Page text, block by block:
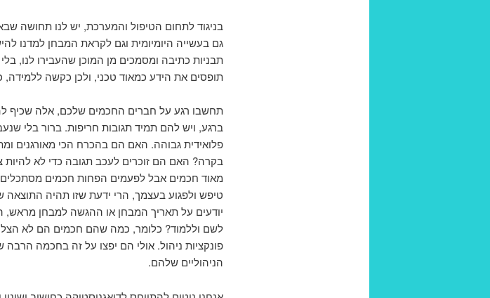
בניגוד לתחום הטיפול והמערכת, יש לנו תחושה
גם בעשייה היומיומית וגם לקראת המבחן למדנו
תבניות כתיבה ומסמכים מן המוכן שהעבירו לנו,
תופסים את הידע כמאוד טכני, ולכן כקשה ללמידה,
תחשבו רגע על חברים החכמים שלכם, אלה שכיף
ברגע, ויש להם תמיד תגובות חריפות. ברור בלי
פלואידית גבוהה. האם הם בהכרח הכי מאורגנים
בקרה? האם הם זוכרים לעכב תגובה כדי לא להיות
מאוד חכמים אבל לפעמים הפחות חכמים מסתכלים
טיפש ולפגוע בעצמך, הרי ידעת שזו תהיה
יודעים על תאריך המבחן או ההגשה למבחן
לשם וללמוד? כלומר, כמה שהם חכמים הם לא
פונקציות ניהול. אולי הם יפצו על זה בחכמה
הניהוליים שלהם.